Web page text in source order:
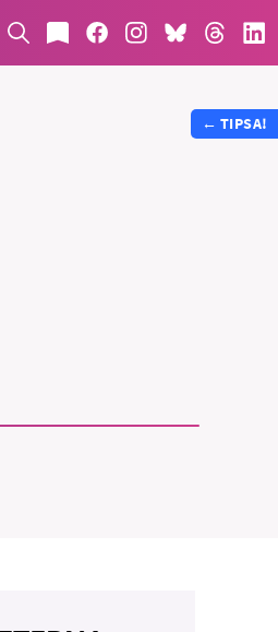
← TIPSA!